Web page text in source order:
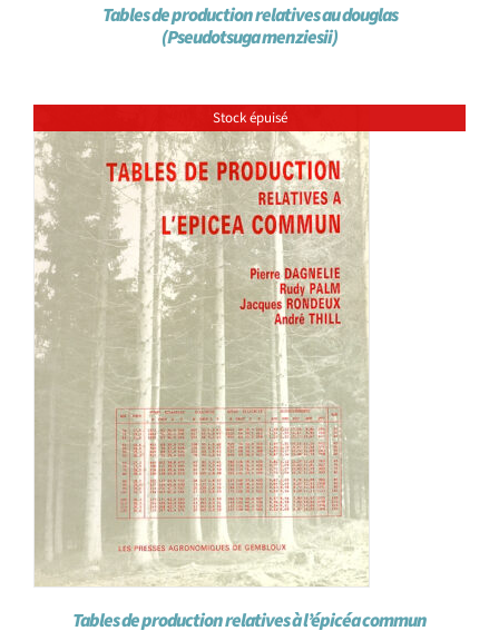
Tables de production relatives au douglas
(Pseudotsuga menziesii)
Stock épuisé
Tables de production relatives à l’épicéa commun